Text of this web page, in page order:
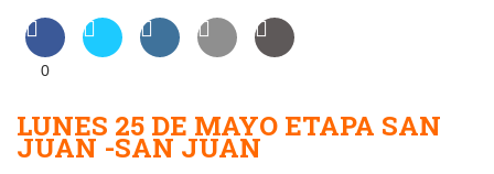
0
LUNES 25 DE MAYO ETAPA SAN
JUAN -SAN JUAN